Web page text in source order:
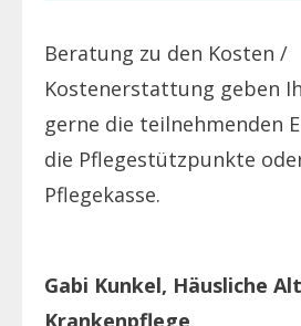
Beratung zu den Kosten /
Kostenerstattung geben
gerne die teilnehmenden
die Pflegestützpunkte
Pflegekasse.
Gabi Kunkel, Häusliche
Krankenpflege